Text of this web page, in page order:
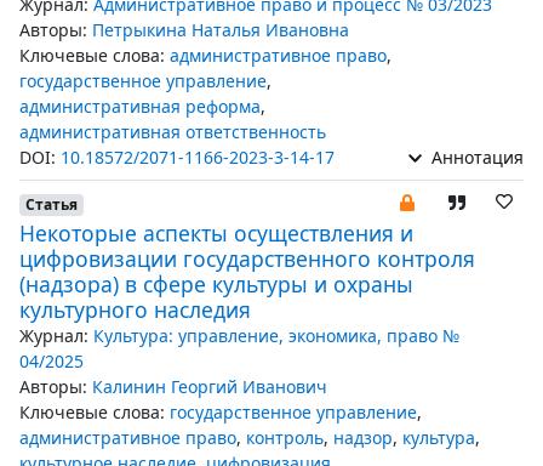
Авторы: Петрыкина Наталья Ивановна
Ключевые слова: административное право,
государственное управление,
административная реформа,
административная ответственность
DOI: 10.18572/2071-1166-2023-3-14-17 Аннотация
Статья
Некоторые аспекты осуществления и
цифровизации государственного контроля
(надзора) в сфере культуры и охраны
культурного наследия
Журнал: Культура: управление, экономика, право №
04/2025
Авторы: Калинин Георгий Иванович
Ключевые слова: государственное управление,
административное право, контроль, надзор, культура,